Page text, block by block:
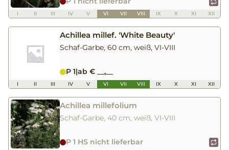
I II III IV V VI VII VIII IX X XI XII
Achillea millef. 'White Beauty'
Schaf-Garbe, 60 cm, weiß, VI-VIII
P 1|ab € __,__
I II III IV V VI VII VIII IX X XI XII
Achillea millefolium
Schaf-Garbe, 40 cm, weiß, VI-VIII
P 1 HS nicht lieferbar